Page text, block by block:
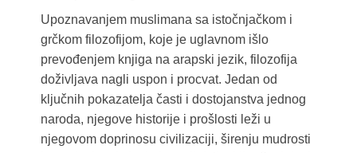
Upoznavanjem muslimana sa istočnjačkom i
grčkom filozofijom, koje je uglavnom išlo
prevođenjem knjiga na arapski jezik, filozofija
doživljava nagli uspon i procvat. Jedan od
ključnih pokazatelja časti i dostojanstva jednog
naroda, njegove historije i prošlosti leži u
njegovom doprinosu civilizaciji, širenju mudrosti